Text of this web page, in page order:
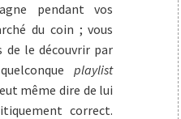
pendant vos
du coin ; vous
de le découvrir par
playlist
même dire de lui
correct.